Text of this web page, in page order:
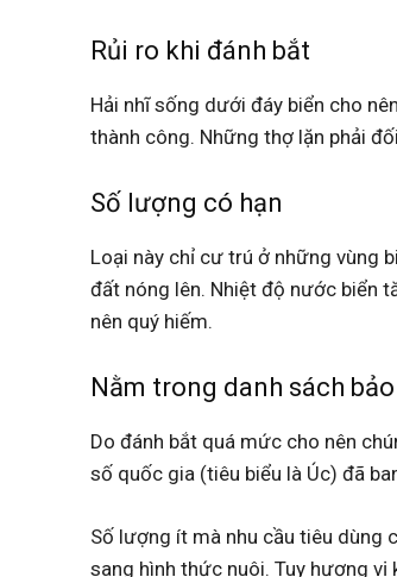
Rủi ro khi đánh bắt
Hải nhĩ sống dưới đáy biển cho
thành công. Những thợ lặn phải
Số lượng có hạn
Loại này chỉ cư trú ở những vùng
đất nóng lên. Nhiệt độ nước biển
nên quý hiếm.
Nằm trong danh sách
Do đánh bắt quá mức cho nên
số quốc gia (tiêu biểu là Úc) đã
Số lượng ít mà nhu cầu tiêu dùng
sang hình thức nuôi. Tuy hương